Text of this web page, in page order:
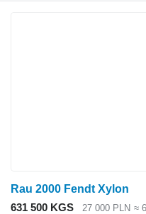
Rau 2000 Fendt Xylon
631 500 KGS
27 000 PLN ≈